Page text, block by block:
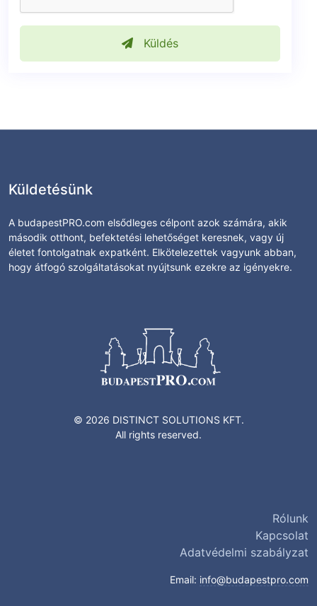
Küldés
Küldetésünk
A budapestPRO.com elsődleges célpont azok számára, akik
második otthont, befektetési lehetőséget keresnek, vagy új
életet fontolgatnak expatként. Elkötelezettek vagyunk abban,
hogy átfogó szolgáltatásokat nyújtsunk ezekre az igényekre.
© 2026 DISTINCT SOLUTIONS KFT.
All rights reserved.
Rólunk
Kapcsolat
Adatvédelmi szabályzat
Email: info@budapestpro.com